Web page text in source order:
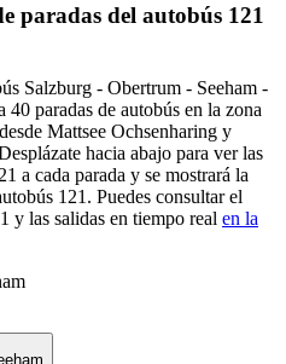
paradas del autobús 121
Salzburg - Obertrum - Seeham -
paradas de autobús en la zona
Mattsee Ochsenharing y
hacia abajo para ver las
a cada parada y se mostrará la
121. Puedes consultar el
y las salidas en tiempo real en la